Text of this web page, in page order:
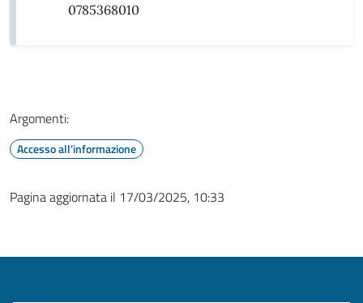
0785368010
Argomenti:
Accesso all'informazione
Pagina aggiornata il 17/03/2025, 10:33